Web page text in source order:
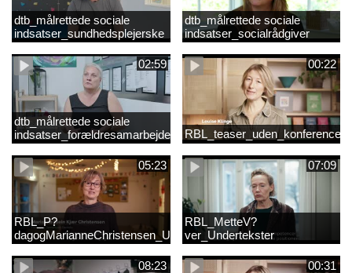
dtb_målrettede sociale
indsatser_sundhedsplejerske
(Original).mp4
dtb_målrettede sociale
indsatser_socialrådgiver
(Original).mp4
02:59
dtb_målrettede sociale
indsatser_forældresamarbejde
(Original).mp4
00:22
05:23
RBL_P?
dagogMarianneChristensen_Undertekst
07:09
RBL_MetteV?
ver_Undertekster
08:23 00:31